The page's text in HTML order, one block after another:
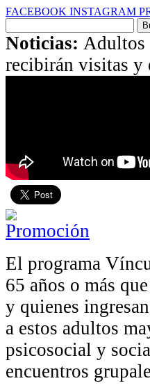
FACEBOOK INSTAGRAM
por:
Noticias: Adultos
recibirán visitas y
El programa
65 años o más
y quienes
a estos adultos
psicosocial y
encuentros